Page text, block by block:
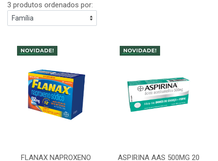
3 produtos ordenados por:
FLANAX NAPROXENO
ASPIRINA AAS 500MG 20